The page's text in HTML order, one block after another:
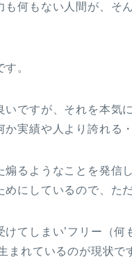
も何もない人間が、そ
。
いですが、それを本気
か実績や人より誇れる
煽るようなことを発信
めにしているので、た
けてしまい’フリー（
まれているのが現状で